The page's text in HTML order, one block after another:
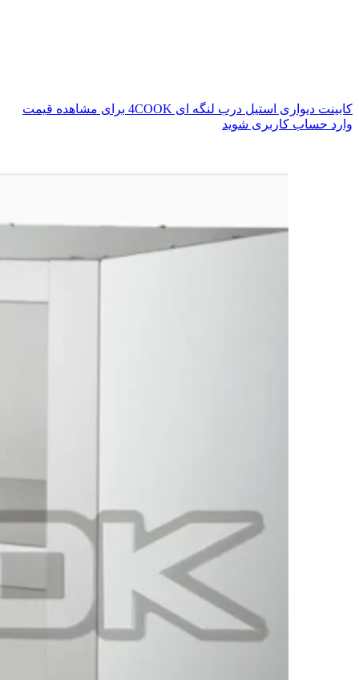
کابینت دیواری استیل درب لنگه ای 4COOK
برای مشاهده قیمت
وارد حساب کاربری شوید